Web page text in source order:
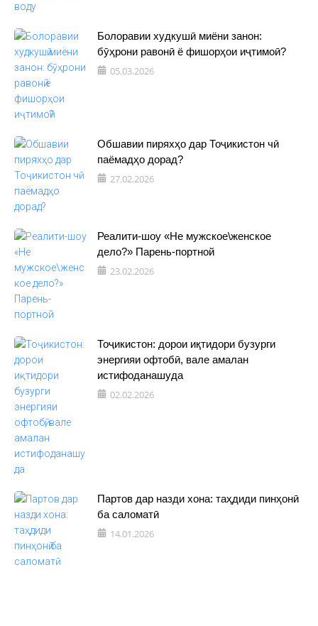
Болоравии худкушӣ миёни занон:
бӯҳрони равонӣ ё фишорҳои иҷтимоӣ?
05.03.2026
Обшавии пиряхҳо дар Тоҷикистон чӣ
паёмадҳо дорад?
27.02.2026
Реалити-шоу «Не мужское\женское
дело?» Парень-портной
23.02.2026
Тоҷикистон: дорои иқтидори бузурги
энергияи офтобӣ, вале амалан
истифоданашуда
02.02.2026
Партов дар назди хона: таҳдиди пинҳонӣ
ба саломатӣ
14.01.2026